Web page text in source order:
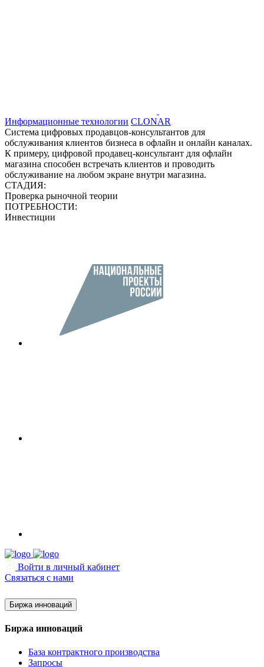
Информационные технологии CLONAR
Система цифровых продавцов-консультантов для
обслуживания клиентов бизнеса в офлайн и онлайн каналах.
К примеру, цифровой продавец-консультант для офлайн
магазина способен встречать клиентов и проводить
обслуживание на любом экране внутри магазина.
СТАДИЯ:
Проверка рыночной теории
ПОТРЕБНОСТИ:
Инвестиции
Войти в личный кабинет
Связаться с нами
Биржа инноваций
Биржа инноваций
База контрактного производства
Запросы